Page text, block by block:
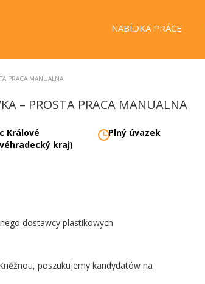
NABÍDKA PRÁCE
PRACA MANUALNA
– PROSTA PRACA MANUALNA
Králové
kraj)
Plný úvazek
dostawcy plastikowych
poszukujemy kandydatów na